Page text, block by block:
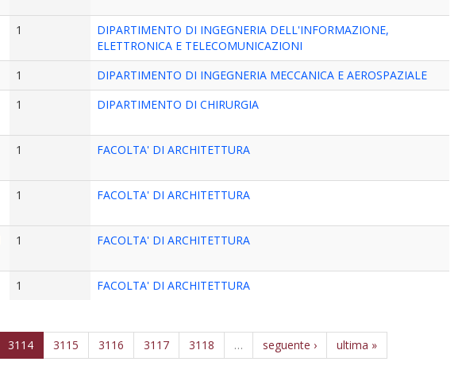
1
DIPARTIMENTO DI INGEGNERIA DELL'INFORMAZIONE,
ELETTRONICA E TELECOMUNICAZIONI
1
DIPARTIMENTO DI INGEGNERIA MECCANICA E AEROSPAZIALE
1 DIPARTIMENTO DI CHIRURGIA
1 FACOLTA' DI ARCHITETTURA
1 FACOLTA' DI ARCHITETTURA
1 FACOLTA' DI ARCHITETTURA
1 FACOLTA' DI ARCHITETTURA
3114 3115 3116 3117 3118 … seguente › ultima »